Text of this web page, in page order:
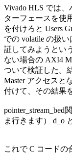
Vivado HLS では
ターフェースを使
を付けろと Users
での volatile の扱
証してみようとい
ない場合の AXI4
ついて検証した。
Master アクセスと
付けて、その結果
ま行きます） d_o
これで C コードの